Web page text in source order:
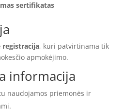
sertifikatas
registracija, kuri patvirtinama tik
apmokėjimo.
informacija
naudojamos priemonės ir